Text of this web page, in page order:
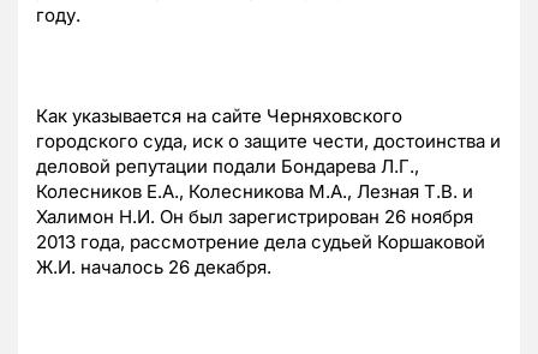
году.
Как указывается на сайте Черняховского
городского суда, иск о защите чести, достоинства и
деловой репутации подали Бондарева Л.Г.,
Колесников Е.А., Колесникова М.А., Лезная Т.В. и
Халимон Н.И. Он был зарегистрирован 26 ноября
2013 года, рассмотрение дела судьей Коршаковой
Ж.И. началось 26 декабря.